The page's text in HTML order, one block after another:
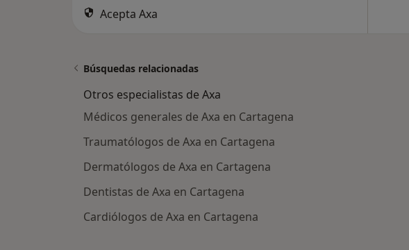
Acepta Axa
Búsquedas relacionadas
Otros especialistas de Axa
Médicos generales de Axa en Cartagena
Traumatólogos de Axa en Cartagena
Dermatólogos de Axa en Cartagena
Dentistas de Axa en Cartagena
Cardiólogos de Axa en Cartagena